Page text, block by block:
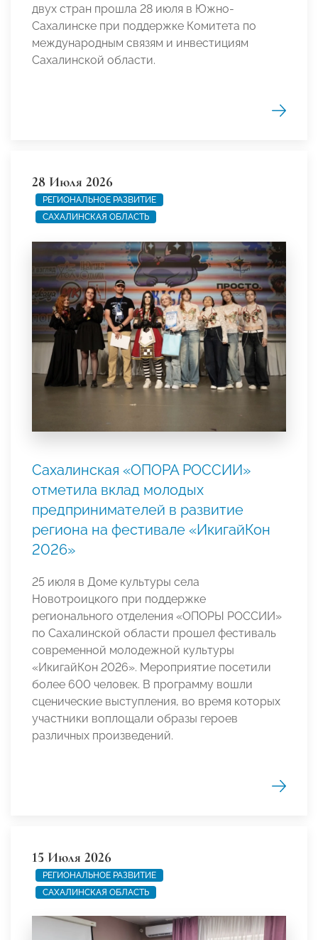
двух стран прошла 28 июля в Южно-
Сахалинске при поддержке Комитета по
международным связям и инвестициям
Сахалинской области.
28 Июля 2026
РЕГИОНАЛЬНОЕ РАЗВИТИЕ
САХАЛИНСКАЯ ОБЛАСТЬ
Сахалинская «ОПОРА РОССИИ»
отметила вклад молодых
предпринимателей в развитие
региона на фестивале «ИкигайКон
2026»
25 июля в Доме культуры села
Новотроицкого при поддержке
регионального отделения «ОПОРЫ РОССИИ»
по Сахалинской области прошел фестиваль
современной молодежной культуры
«ИкигайКон 2026». Мероприятие посетили
более 600 человек. В программу вошли
сценические выступления, во время которых
участники воплощали образы героев
различных произведений.
15 Июля 2026
РЕГИОНАЛЬНОЕ РАЗВИТИЕ
САХАЛИНСКАЯ ОБЛАСТЬ